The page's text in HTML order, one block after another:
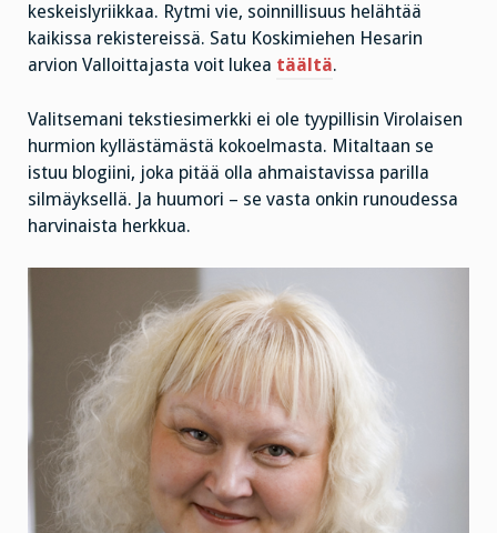
keskeislyriikkaa. Rytmi vie, soinnillisuus helähtää
kaikissa rekistereissä. Satu Koskimiehen Hesarin
arvion Valloittajasta voit lukea täältä.
Valitsemani tekstiesimerkki ei ole tyypillisin Virolaisen
hurmion kyllästämästä kokoelmasta. Mitaltaan se
istuu blogiini, joka pitää olla ahmaistavissa parilla
silmäyksellä. Ja huumori – se vasta onkin runoudessa
harvinaista herkkua.